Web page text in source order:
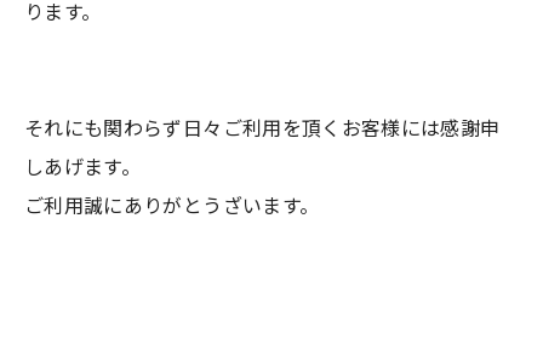
ります。
それにも関わらず日々ご利用を頂くお客様には感謝申
しあげます。
ご利用誠にありがとうざいます。